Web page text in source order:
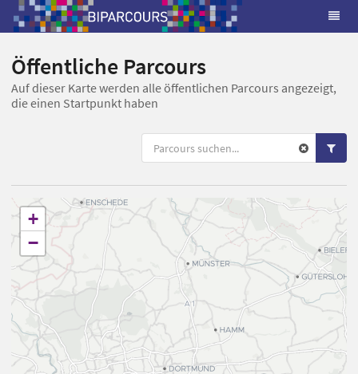
Öffentliche Parcours
Auf dieser Karte werden alle öffentlichen Parcours angezeigt,
die einen Startpunkt haben
+
−